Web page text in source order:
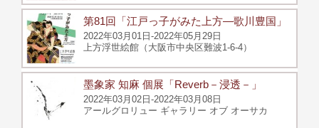
第81回「江戸っ子がみた上方—歌川豊国」
2022年03月01日-2022年05月29日
上方浮世絵館（大阪市中央区難波1-6-4）
墨象家 知麻 個展「Reverb－浸透－」
2022年03月02日-2022年03月08日
アールグロリュー ギャラリー オブ オーサカ